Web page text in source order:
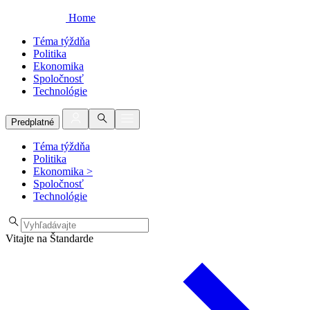
Home
Téma týždňa
Politika
Ekonomika
Spoločnosť
Technológie
Predplatné
Téma týždňa
Politika
Ekonomika >
Spoločnosť
Technológie
Vitajte na Štandarde